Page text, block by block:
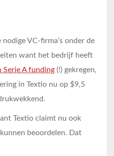
VC-firma’s onder de
want het bedrijf heeft
Serie A funding (!) gekregen,
in Textio nu op $9,5
Textio claimt nu ook
beoordelen. Dat